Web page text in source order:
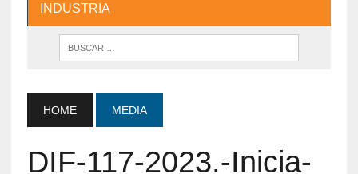
INDUSTRIA
HOME MEDIA
DIF-117-2023.-Inicia-